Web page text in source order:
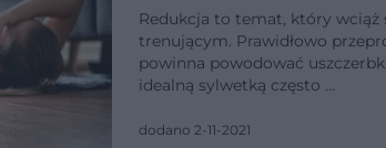
Redukcja to temat, który
trenującym. Prawidłowo
powinna powodować
idealną sylwetką często …
dodano 2-11-2021